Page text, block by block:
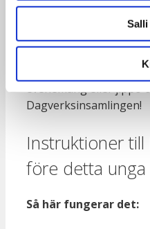
volontärarbete hos en
väljer och därmed göra
Ni kan också delta i
unga med ett
evenemang eller jippo
Dagverksinsamlingen!
Instruktioner
före detta unga
Så här fungerar det: